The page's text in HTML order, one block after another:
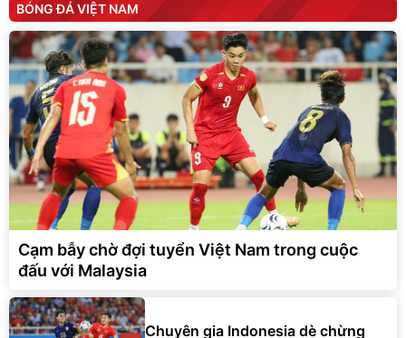
BÓNG ĐÁ VIỆT NAM
Cạm bẫy chờ đợi tuyển Việt Nam trong cuộc
đấu với Malaysia
Chuyên gia Indonesia dè chừng